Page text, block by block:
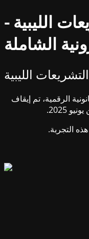
الليبية -
الشاملة
الرقمية، تم إيقاف
2025.
التجربة.